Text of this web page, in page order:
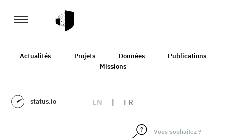
Actualités Projets Données
Publications
Missions
status.io EN | FR